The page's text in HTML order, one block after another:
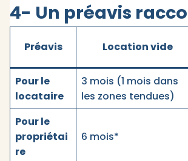
4- Un préavis
Préavis Location vide
Pour le
locataire
3 mois (1 mois dans
les zones tendues)
Pour le
propriétai
re
6 mois*